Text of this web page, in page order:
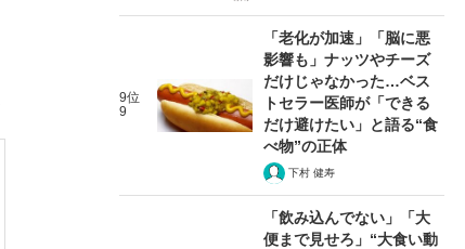
9位
9
「老化が加速」「脳に悪
影響も」ナッツやチーズ
だけじゃなかった…ベス
トセラー医師が「できる
だけ避けたい」と語る“食
べ物”の正体
下村 健寿
「飲み込んでない」「大
便まで見せろ」“大食い動